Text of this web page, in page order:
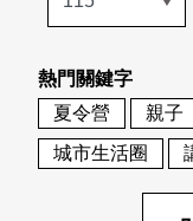
地圖搜尋
關於我們
刊物索取地點
會員基本資料
刊登活動
網站導覽
日本語
熱門關鍵字
夏令營
親子
城市生活圈